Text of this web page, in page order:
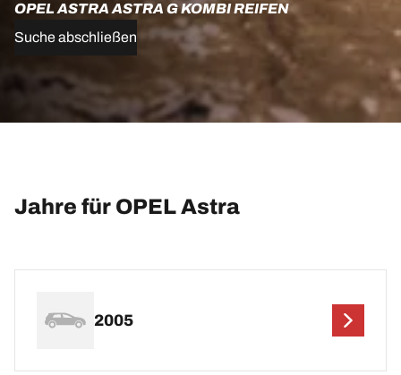
OPEL ASTRA ASTRA G KOMBI REIFEN
Suche abschließen
Jahre für OPEL Astra
2005